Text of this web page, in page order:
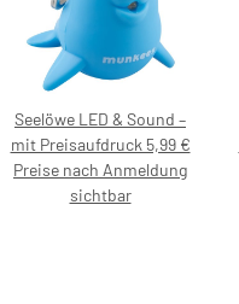
Seelöwe LED & Sound –
mit Preisaufdruck 5,99 €
Preise nach Anmeldung
sichtbar